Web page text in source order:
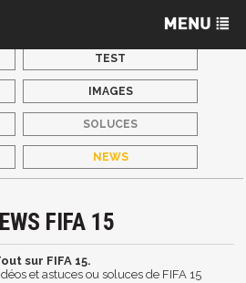
TEST
IMAGES
SOLUCES
NEWS
FIFA 15
sur FIFA 15.
et astuces ou soluces de FIFA 15